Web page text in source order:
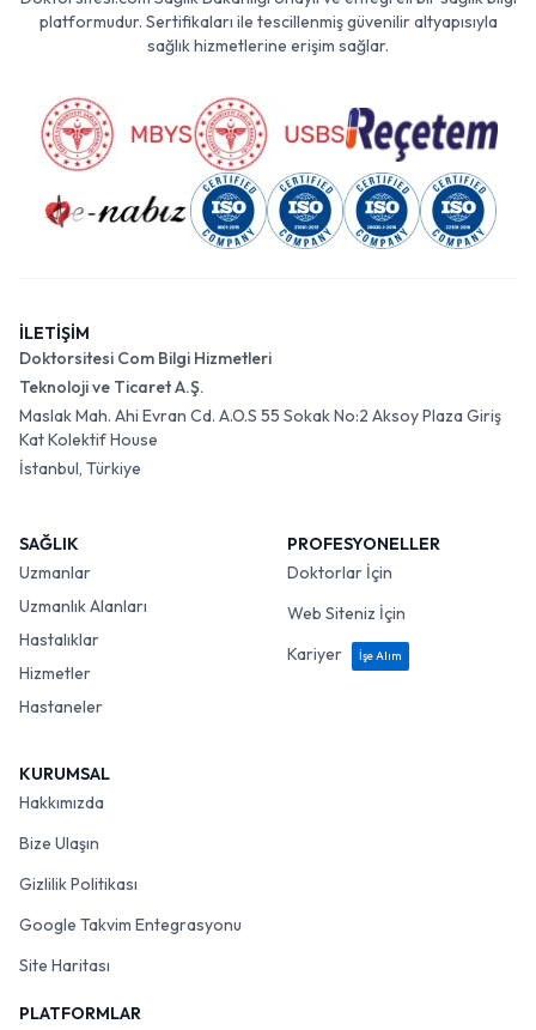
platformudur. Sertifikaları ile tescillenmiş güvenilir altyapısıyla
sağlık hizmetlerine erişim sağlar.
İLETİŞİM
Doktorsitesi Com Bilgi Hizmetleri
Teknoloji ve Ticaret A.Ş.
Maslak Mah. Ahi Evran Cd. A.O.S 55 Sokak No:2 Aksoy Plaza Giriş
Kat Kolektif House
İstanbul, Türkiye
SAĞLIK
Uzmanlar
Uzmanlık Alanları
Hastalıklar
Hizmetler
Hastaneler
PROFESYONELLER
Doktorlar İçin
Web Siteniz İçin
Kariyer
İşe Alım
KURUMSAL
Hakkımızda
Bize Ulaşın
Gizlilik Politikası
Google Takvim Entegrasyonu
Site Haritası
PLATFORMLAR